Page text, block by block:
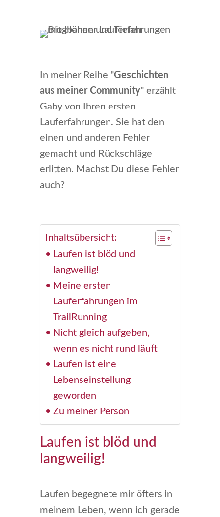
In meiner Reihe "Geschichten
aus meiner Community" erzählt
Gaby von Ihren ersten
Lauferfahrungen. Sie hat den
einen und anderen Fehler
gemacht und Rückschläge
erlitten. Machst Du diese Fehler
auch?
Inhaltsübersicht:
Laufen ist blöd und
langweilig!
Meine ersten
Lauferfahrungen im
TrailRunning
Nicht gleich aufgeben,
wenn es nicht rund läuft
Laufen ist eine
Lebenseinstellung
geworden
Zu meiner Person
Laufen ist blöd und
langweilig!
Laufen begegnete mir öfters in
meinem Leben, wenn ich gerade